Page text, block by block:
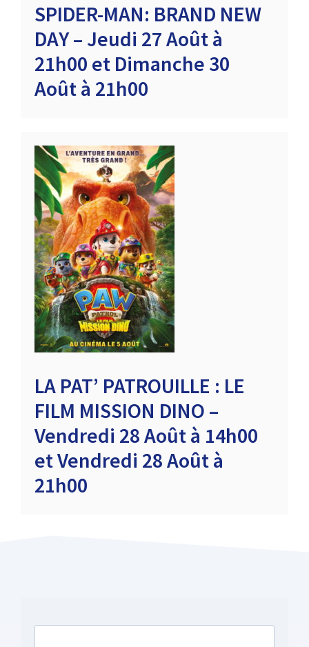
SPIDER-MAN: BRAND NEW
DAY – Jeudi 27 Août à
21h00 et Dimanche 30
Août à 21h00
LA PAT’ PATROUILLE : LE
FILM MISSION DINO –
Vendredi 28 Août à 14h00
et Vendredi 28 Août à
21h00